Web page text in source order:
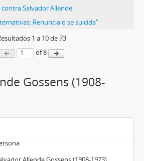
Salvador Allende
Renuncia o se suicida"
1 a 10de 73
of 8
Gossens (1908-